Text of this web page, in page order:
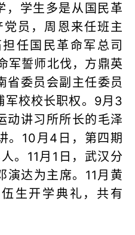
，学生多是从国民革
员，周恩来任班主
任国民革命军总司
军誓师北伐，方鼎英
省委员会副主任委员
军校校长职权。9月3
动讲习所所长的毛泽
。10月4日，第四期
。11月1日，武汉分
演达为主席。11月黄
生开学典礼，共有